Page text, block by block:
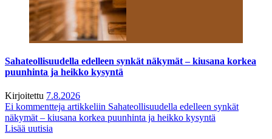
Sahateollisuudella edelleen synkät näkymät – kiusana korkea
puunhinta ja heikko kysyntä
Kirjoitettu 7.8.2026
Ei kommentteja artikkeliin Sahateollisuudella edelleen synkät
näkymät – kiusana korkea puunhinta ja heikko kysyntä
Lisää uutisia